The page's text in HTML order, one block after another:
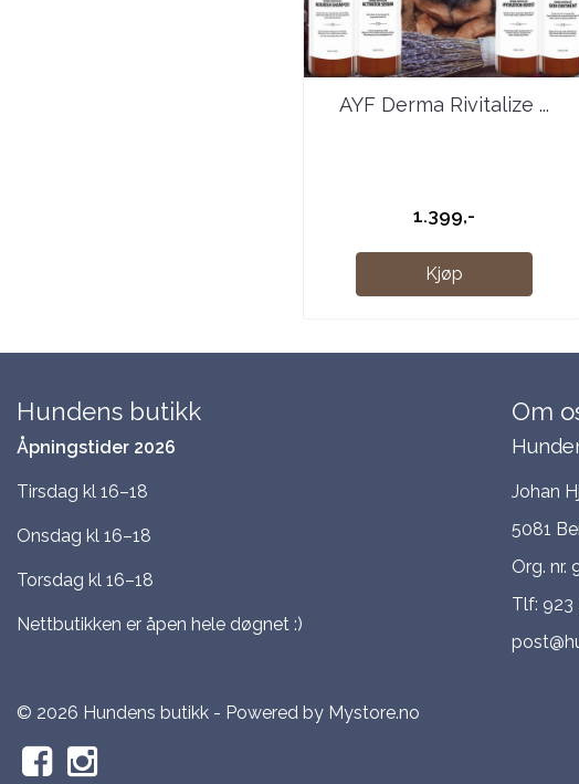
AYF Derma Rivitalize ...
1.399,-
Kjøp
Hundens butikk
Åpningstider 2026
Tirsdag kl 16–18
Onsdag kl 16–18
Torsdag kl 16–18
Nettbutikken er åpen hele døgnet :)
© 2026 Hundens butikk - Powered by Mystore.no
Om
Johan
5081
Org. nr.
Tlf: 923